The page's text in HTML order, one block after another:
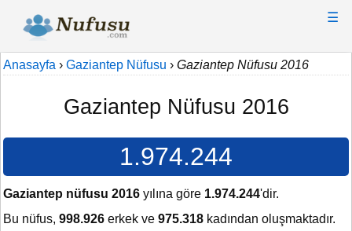
☰
Anasayfa › Gaziantep Nüfusu › Gaziantep Nüfusu 2016
Gaziantep Nüfusu 2016
1.974.244
Gaziantep nüfusu 2016 yılına göre 1.974.244'dir.
Bu nüfus, 998.926 erkek ve 975.318 kadından oluşmaktadır.